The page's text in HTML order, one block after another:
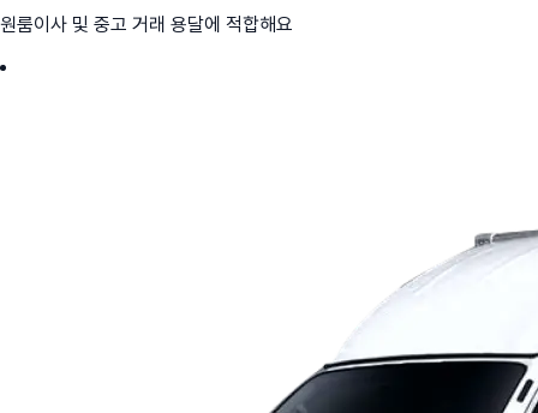
원룸이사 및 중고 거래 용달에 적합해요